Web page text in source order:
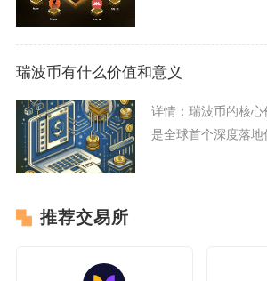
瑞波币有什么价值和意义
详情： 瑞波币的核心
是全球首个深度落地
推荐交易所